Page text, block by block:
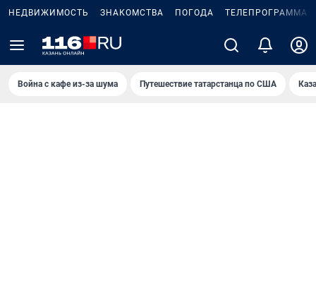
НЕДВИЖИМОСТЬ ЗНАКОМСТВА ПОГОДА ТЕЛЕПРОГРАММА
Война с кафе из-за шума Путешествие татарстанца по США